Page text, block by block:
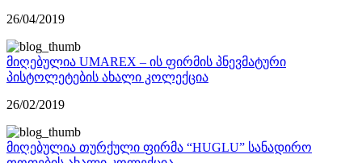
26/04/2019
მიღებულია UMAREX – ის ფირმის პნევმატური
პისტოლეტების ახალი კოლექცია
26/02/2019
მიღებულია თურქული ფირმა “HUGLU” სანადირო